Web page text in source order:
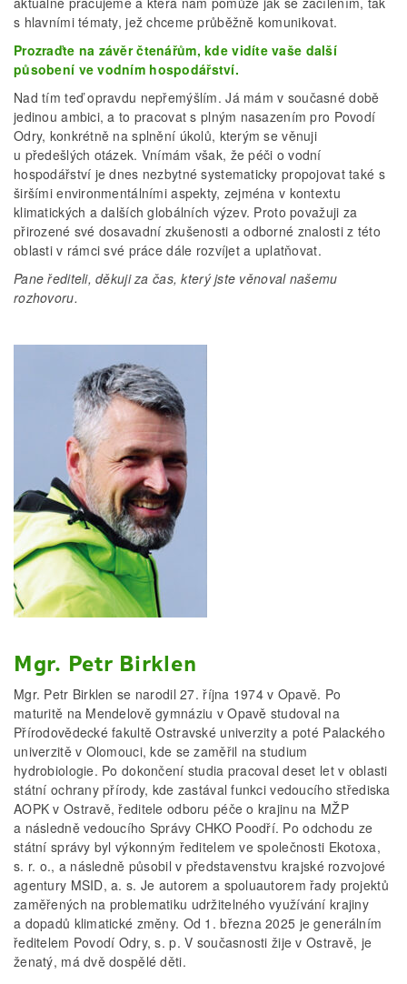
s hlavními tématy, jež chceme průběžně komunikovat.
Prozraďte na závěr čtenářům, kde vidíte vaše další
působení ve vodním hospodářství.
Nad tím teď opravdu nepřemýšlím. Já mám v současné době
jedinou ambici, a to pracovat s plným nasazením pro Povodí
Odry, konkrétně na splnění úkolů, kterým se věnuji
u předešlých otázek. Vnímám však, že péči o vodní
hospodářství je dnes nezbytné systematicky propojovat také s
širšími environmentálními aspekty, zejména v kontextu
klimatických a dalších globálních výzev. Proto považuji za
přirozené své dosavadní zkušenosti a odborné znalosti z této
oblasti v rámci své práce dále rozvíjet a uplatňovat.
Pane řediteli, děkuji za čas, který jste věnoval našemu
rozhovoru.
Mgr. Petr Birklen
Mgr. Petr Birklen se narodil 27. října 1974 v Opavě. Po
maturitě na Mendelově gymnáziu v Opavě studoval na
Přírodovědecké fakultě Ostravské univerzity a poté Palackého
univerzitě v Olomouci, kde se zaměřil na studium
hydrobiologie. Po dokončení studia pracoval deset let v oblasti
státní ochrany přírody, kde zastával funkci vedoucího střediska
AOPK v Ostravě, ředitele odboru péče o krajinu na MŽP
a následně vedoucího Správy CHKO Poodří. Po odchodu ze
státní správy byl výkonným ředitelem ve společnosti Ekotoxa,
s. r. o., a následně působil v představenstvu krajské rozvojové
agentury MSID, a. s. Je autorem a spoluautorem řady projektů
zaměřených na problematiku udržitelného využívání krajiny
a dopadů klimatické změny. Od 1. března 2025 je generálním
ředitelem Povodí Odry, s. p. V současnosti žije v Ostravě, je
ženatý, má dvě dospělé děti.